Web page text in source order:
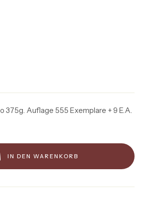
Auflage 555 Exemplare + 9 E.A.
IN DEN WARENKORB